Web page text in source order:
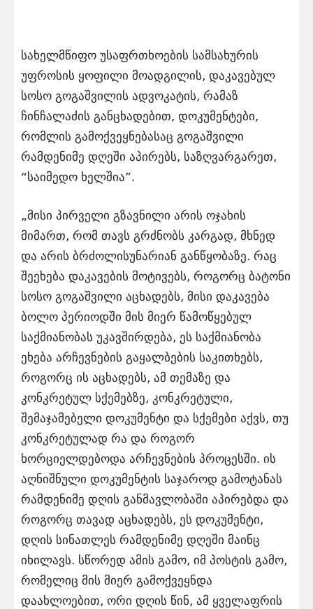
სახელმწიფო უსაფრთხოების სამსახურის
უფროსის ყოფილი მოადგილის, დაკავებულ
სოსო გოგაშვილის ადვოკატის, რამაზ
ჩინჩალაძის განცხადებით, დოკუმენტები,
რომლის გამოქვეყნებასაც გოგაშვილი
რამდენიმე დღეში აპირებს, საზღვარგარეთ,
“საიმედო ხელშია”.
„მისი პირველი გზავნილი არის ოჯახის
მიმართ, რომ თავს გრძნობს კარგად, მხნედ
და არის ბრძოლისუნარიან განწყობაზე. რაც
შეეხება დაკავების მოტივებს, როგორც ბატონი
სოსო გოგაშვილი აცხადებს, მისი დაკავება
ბოლო პერიოდში მის მიერ წამოწყებულ
საქმიანობას უკავშირდება, ეს საქმიანობა
ეხება არჩევნების გაყალბების საკითხებს,
როგორც ის აცხადებს, ამ თემაზე და
კონკრეტულ სქემებზე, კონკრეტული,
შემაჯამებელი დოკუმენტი და სქემები აქვს, თუ
კონკრეტულად რა და როგორ
ხორციელდებოდა არჩევნების პროცესში. ის
აღნიშნული დოკუმენტის საჯაროდ გამოტანას
რამდენიმე დღის განმავლობაში აპირებდა და
როგორც თავად აცხადებს, ეს დოკუმენტი,
დღის სინათლეს რამდენიმე დღეში მაინც
იხილავს. სწორედ ამის გამო, იმ პოსტის გამო,
რომელიც მის მიერ გამოქვეყნდა
დაახლოებით, ორი დღის წინ, ამ ყველაფრის